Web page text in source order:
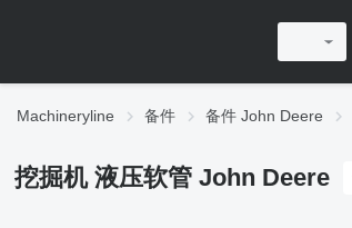
Machineryline 备件 备件 John Deere
挖掘机 液压软管 John Deere